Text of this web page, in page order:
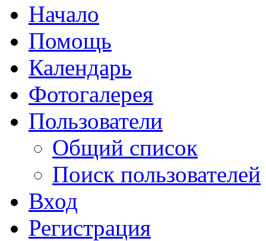
Начало
Помощь
Календарь
Фотогалерея
Пользователи
Общий список
Поиск пользователей
Вход
Регистрация